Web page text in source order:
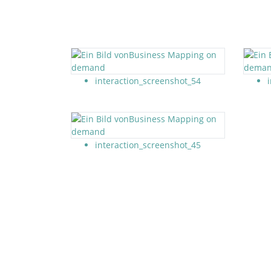
interaction_screenshot_54
interaction_screenshot_45